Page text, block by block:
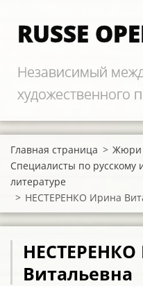
RUSSE
Независимый
художественного
Главная страница > Жюри
Специалисты по русскому
литературе
> НЕСТЕРЕНКО Ирина
Витальевна